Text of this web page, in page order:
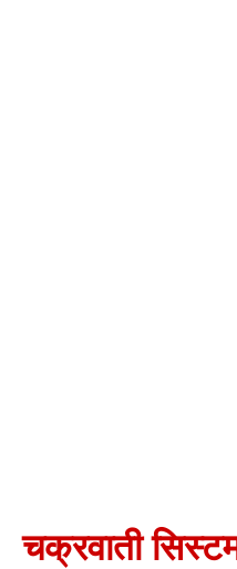
चक्रवाती